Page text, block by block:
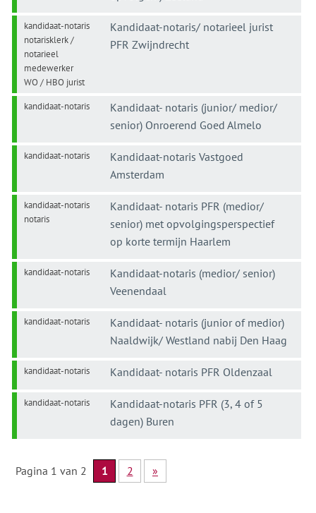
kandidaat-notaris
notarisklerk /
notarieel
medewerker
WO / HBO jurist
Kandidaat-notaris/ notarieel jurist
PFR Zwijndrecht
kandidaat-notaris
Kandidaat- notaris (junior/ medior/
senior) Onroerend Goed Almelo
kandidaat-notaris
Kandidaat-notaris Vastgoed
Amsterdam
kandidaat-notaris
notaris
Kandidaat- notaris PFR (medior/
senior) met opvolgingsperspectief
op korte termijn Haarlem
kandidaat-notaris
Kandidaat-notaris (medior/ senior)
Veenendaal
kandidaat-notaris
Kandidaat- notaris (junior of medior)
Naaldwijk/ Westland nabij Den Haag
kandidaat-notaris Kandidaat- notaris PFR Oldenzaal
kandidaat-notaris
Kandidaat-notaris PFR (3, 4 of 5
dagen) Buren
Pagina 1 van 2 1 2 »